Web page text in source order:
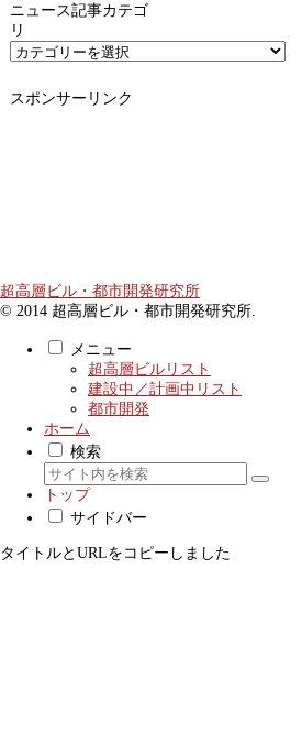
ニュース記事カテゴ
リ
スポンサーリンク
超高層ビル・都市開発研究所
© 2014 超高層ビル・都市開発研究所.
メニュー
超高層ビルリスト
建設中／計画中リスト
都市開発
ホーム
検索
トップ
サイドバー
タイトルとURLをコピーしました